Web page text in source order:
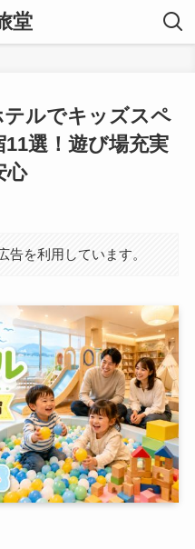
堂
ルでキッズスペ
選！遊び場充実
心
告を利用しています。